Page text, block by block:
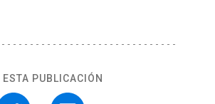
ESTA PUBLICACIÓN